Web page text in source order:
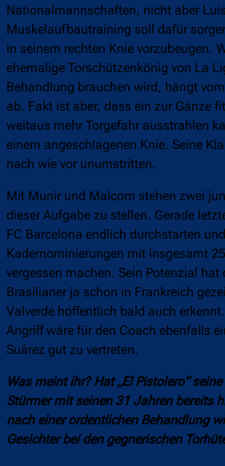
Nationalmannschaften, nicht aber
Muskelaufbautraining soll dafür
in seinem rechten Knie vorzubeugen.
ehemalige Torschützenkönig von La
Behandlung brauchen wird, hängt
ab. Fakt ist aber, dass ein zur Gänze
weitaus mehr Torgefahr ausstrahlen
einem angeschlagenen Knie. Seine
nach wie vor unumstritten.
Mit Munir und Malcom stehen zwei
dieser Aufgabe zu stellen. Gerade
FC Barcelona endlich durchstarten
Kadernominierungen mit insgesamt
vergessen machen. Sein Potenzial hat
Brasilianer ja schon in Frankreich
Valverde hoffentlich bald auch
Angriff wäre für den Coach ebenfalls
Suárez gut zu vertreten.
Was meint ihr? Hat „El Pistolero“
Stürmer mit seinen 31 Jahren bereits
nach einer ordentlichen Behandlung
Gesichter bei den gegnerischen